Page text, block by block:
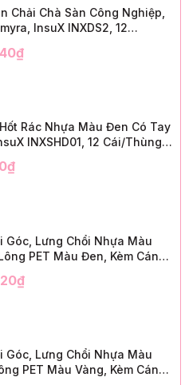
Chải Chà Sàn Công Nghiệp,
InsuX INXDS2, 12
Rác Nhựa Màu Đen Có Tay
INXSHD01, 12 Cái/Thùng,
Góc, Lưng Chổi Nhựa Màu
PET Màu Đen, Kèm Cán
(9" Angle Broom, Yellow
Góc, Lưng Chổi Nhựa Màu
PET Màu Vàng, Kèm Cán